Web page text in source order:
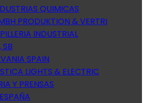
QUIMICAS
PRODUKTION & VERTRI
INDUSTRIAL
SB
SPAIN
LIGHTS & ELECTRIC
Y PRENSAS